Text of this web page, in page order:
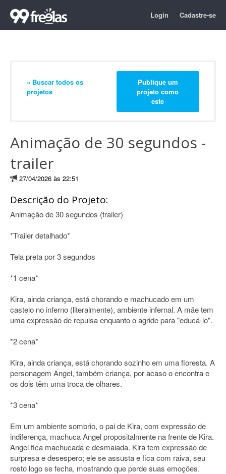
Login Cadastre-se
« Buscar todos os
projetos
Publique um
projeto como
este
Animação de 30 segundos -
trailer
27/04/2026 às 22:51
Descrição do Projeto:
Animação de 30 segundos (trailer)
*Trailer detalhado*
Tela preta por 3 segundos
*1 cena*
Kira, ainda criança, está chorando e machucado em um
castelo no inferno (literalmente), ambiente infernal. A mãe tem
uma expressão de repulsa enquanto o agride para "educá-lo".
*2 cena*
Kira, ainda criança, está chorando sozinho em uma floresta. A
personagem Angel, também criança, por acaso o encontra e
os dois têm uma troca de olhares.
*3 cena*
Em um ambiente sombrio, o pai de Kira, com expressão de
indiferença, machuca Angel propositalmente na frente de Kira.
Angel fica machucada e desmaiada. Kira tem expressão de
surpresa e desespero; ele se assusta e fica com raiva, seu
rosto logo se fecha, mostrando que perde suas emoções.